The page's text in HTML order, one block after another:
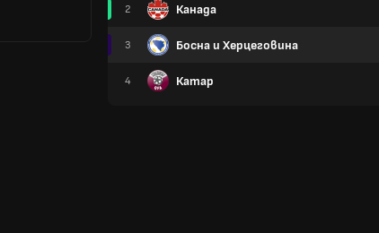
2 Канада
3 Босна и Херцеговина
4 Катар